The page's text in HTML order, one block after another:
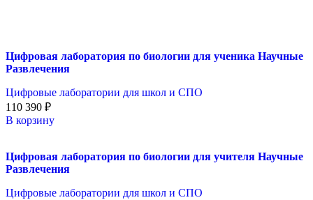
Цифровая лаборатория по биологии для ученика Научные
Развлечения
Цифровые лаборатории для школ и СПО
110 390 ₽
В корзину
Цифровая лаборатория по биологии для учителя Научные
Развлечения
Цифровые лаборатории для школ и СПО